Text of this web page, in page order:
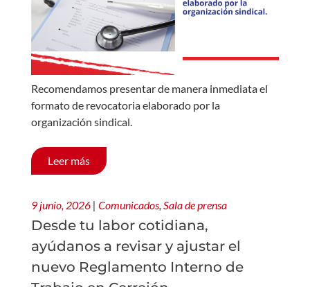
Recomendamos presentar de manera inmediata el
formato de revocatoria elaborado por la
organización sindical.
Leer más
9 junio, 2026 | Comunicados, Sala de prensa
Desde tu labor cotidiana,
ayúdanos a revisar y ajustar el
nuevo Reglamento Interno de